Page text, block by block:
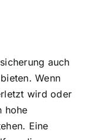
auch
Wenn
wird oder
hohe
Eine